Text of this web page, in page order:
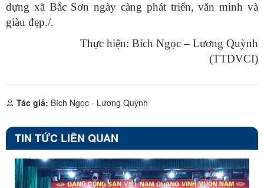
dựng xã Bắc Sơn ngày càng phát triển, văn minh và
giàu đẹp./.
Thực hiện: Bích Ngọc – Lương Quỳnh
(TTDVCI)
Tác giả: Bích Ngọc - Lương Quỳnh
TIN TỨC LIÊN QUAN